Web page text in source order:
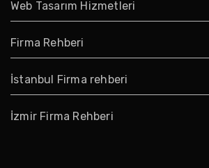
Web Tasarım Hizmetleri
Firma Rehberi
İstanbul Firma rehberi
İzmir Firma Rehberi